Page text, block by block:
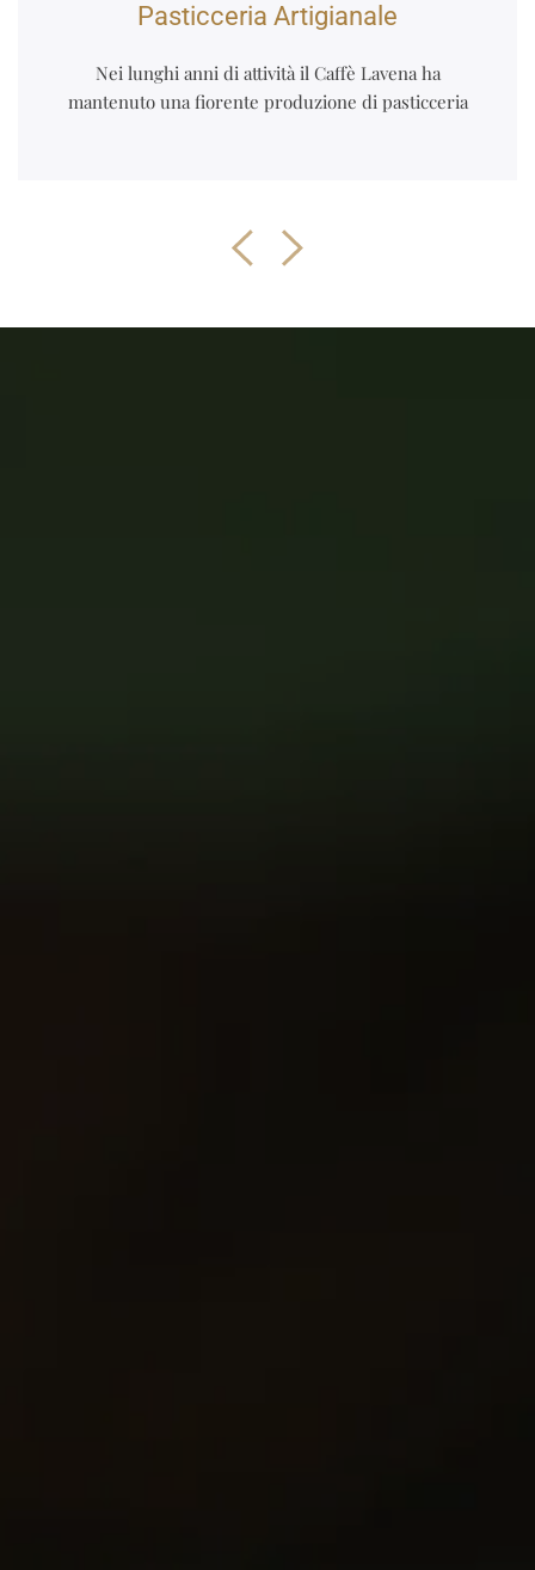
Pasticceria Artigianale
Nei lunghi anni di attività il Caffè Lavena ha
mantenuto una fiorente produzione di pasticceria